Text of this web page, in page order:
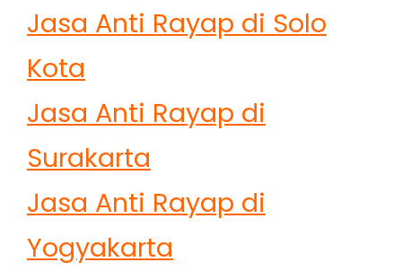
Jasa Anti Rayap di Solo
Kota
Jasa Anti Rayap di
Surakarta
Jasa Anti Rayap di
Yogyakarta